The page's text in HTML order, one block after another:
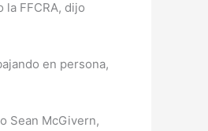
FFCRA, dijo
en persona,
Sean McGivern,